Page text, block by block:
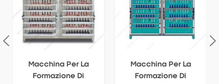
Macchina Per La
Formazione Di
Macchina Per La
Formazione Di